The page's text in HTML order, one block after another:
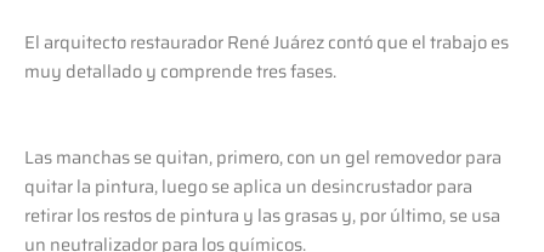
El arquitecto restaurador René Juárez contó que el trabajo es
muy detallado y comprende tres fases.
Las manchas se quitan, primero, con un gel removedor para
quitar la pintura, luego se aplica un desincrustador para
retirar los restos de pintura y las grasas y, por último, se usa
un neutralizador para los químicos.